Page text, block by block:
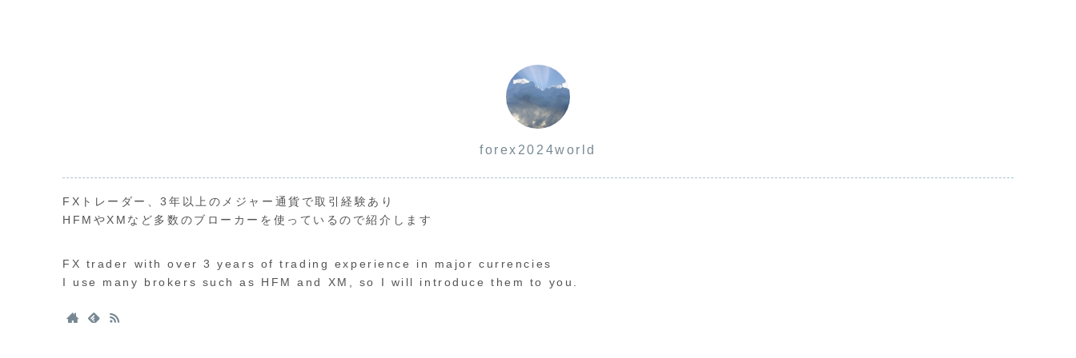
forex2024world
FXトレーダー、3年以上のメジャー通貨で取引経験あり
HFMやXMなど多数のブローカーを使っているので紹介します
FX trader with over 3 years of trading experience in major currencies
I use many brokers such as HFM and XM, so I will introduce them to you.